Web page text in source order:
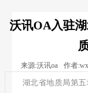
沃讯OA入驻
来源:沃讯oa 作者:
湖北省地质局第